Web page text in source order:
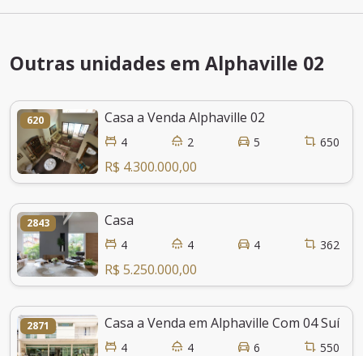
Outras unidades em Alphaville 02
620 Casa a Venda Alphaville 02
4 2 5 650
R$ 4.300.000,00
2843 Casa
4 4 4 362
R$ 5.250.000,00
2871 Casa a Venda em Alphaville Com 04
4 4 6 550